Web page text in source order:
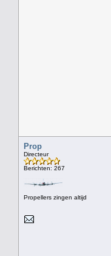
Prop
Directeur
Berichten: 267
Propellers zingen altijd